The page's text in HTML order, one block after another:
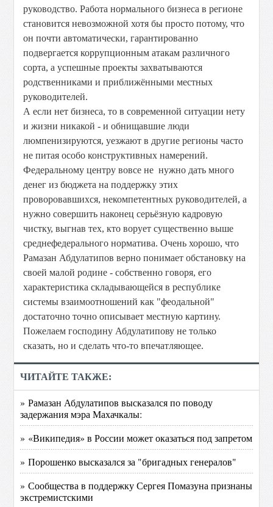
руководство. Работа нормального бизнеса в регионе
становится невозможной хотя бы просто потому, что
он почти автоматически, гарантированно
подвергается коррупционным атакам различного
сорта, а успешные проекты захватываются
родственниками и приближёнными местных
руководителей.
А если нет бизнеса, то в современной ситуации нету
и жизни никакой - и обнищавшие люди
люмпенизируются, уезжают в другие регионы часто
не питая особо конструктивных намерений.
Федеральному центру вовсе не нужно дать много
денег из бюджета на поддержку этих
проворовавшихся, некомпетентных руководителей, а
нужно совершить наконец серьёзную кадровую
чистку, выгнав тех, кто ворует существенно выше
среднефедерального норматива. Очень хорошо, что
Рамазан Абдулатипов верно понимает обстановку на
своей малой родине - собственно говоря, его
характеристика складывающейся в республике
системы взаимоотношений как "феодальной"
достаточно точно описывает местную картину.
Пожелаем господину Абдулатипову не только
сказать, но и сделать что-то впечатляющее.
ЧИТАЙТЕ ТАКЖЕ:
» Рамазан Абдулатипов высказался по поводу
задержания мэра Махачкалы:
» «Википедия» в России может оказаться под запретом
» Порошенко высказался за "бригадных генералов"
» Сообщества в поддержку Сергея Помазуна признаны
экстремистскими